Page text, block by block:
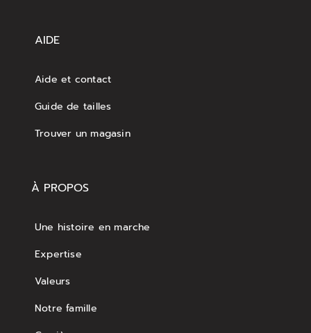
AIDE
Aide et contact
Guide de tailles
Trouver un magasin
À PROPOS
Une histoire en marche
Expertise
Valeurs
Notre famille